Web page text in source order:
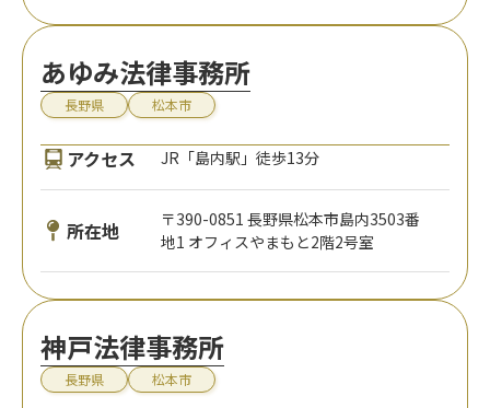
あゆみ法律事務所
長野県 松本市
アクセス JR「島内駅」徒歩13分
所在地
〒390-0851 長野県松本市島内3503番
地1 オフィスやまもと2階2号室
神戸法律事務所
長野県 松本市